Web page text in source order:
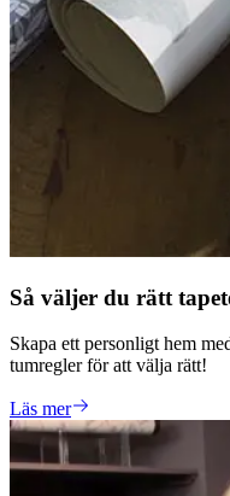
Så väljer du rätt
Skapa ett personligt hem
tumregler för att välja rätt!
Läs mer